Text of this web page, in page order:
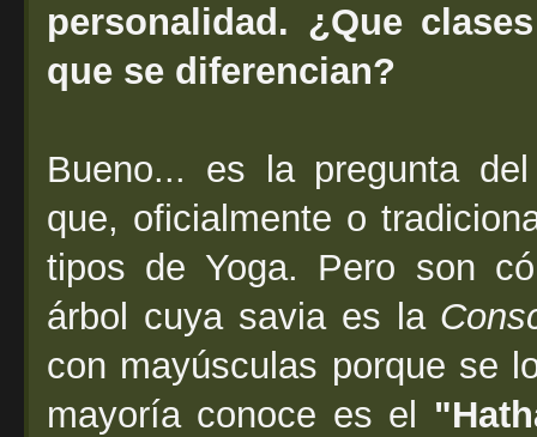
personalidad. ¿Que
que se diferencian?
Bueno... es la pregunta
que, oficialmente o
tipos de Yoga. Pero son
árbol cuya savia es la
con mayúsculas porque se
mayoría conoce es el